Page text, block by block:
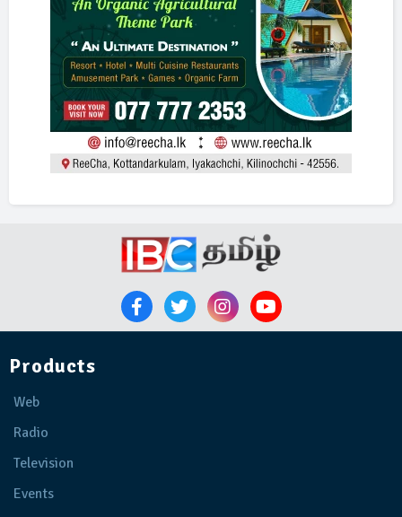
Products
Web
Radio
Television
Events